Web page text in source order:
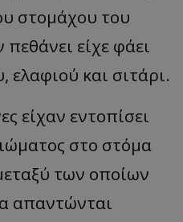
στομάχου του
πεθάνει είχε φάει
ελαφιού και σιτάρι.
είχαν εντοπίσει
στο στόμα
των οποίων
απαντώνται